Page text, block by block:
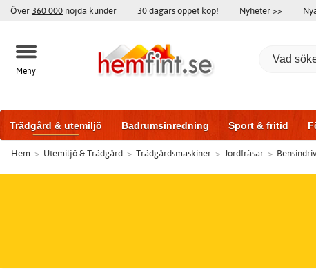
Över 360 000 nöjda kunder 30 dagars öppet köp! Nyheter >>
Meny
Trädgård & utemiljö Badrumsinredning Sport & fritid
Badrumsmöbler Träningsutrustning Garageportar Bil
Hem > Utemiljö & Trädgård > Trädgårdsmaskiner > Jordfräsar >